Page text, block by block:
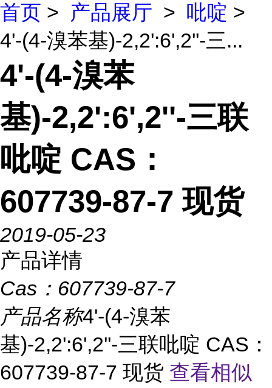
首页 > 产品展厅 > 吡啶 >
4'-(4-溴苯基)-2,2':6',2''-三...
4'-(4-溴苯
基)-2,2':6',2''-三联
吡啶 CAS：
607739-87-7 现货
2019-05-23
产品详情
Cas： 607739-87-7
产品名称4'-(4-溴苯
基)-2,2':6',2''-三联吡啶 CAS：
607739-87-7 现货 查看相似